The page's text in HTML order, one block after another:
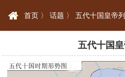
首页 〉 话题 〉 五代十国皇帝
五代十国